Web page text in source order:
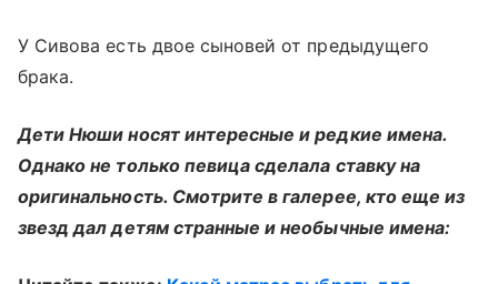
У Сивова есть двое сыновей от предыдущего
брака.
Дети Нюши носят интересные и редкие имена.
Однако не только певица сделала ставку на
оригинальность. Смотрите в галерее, кто еще из
звезд дал детям странные и необычные имена: